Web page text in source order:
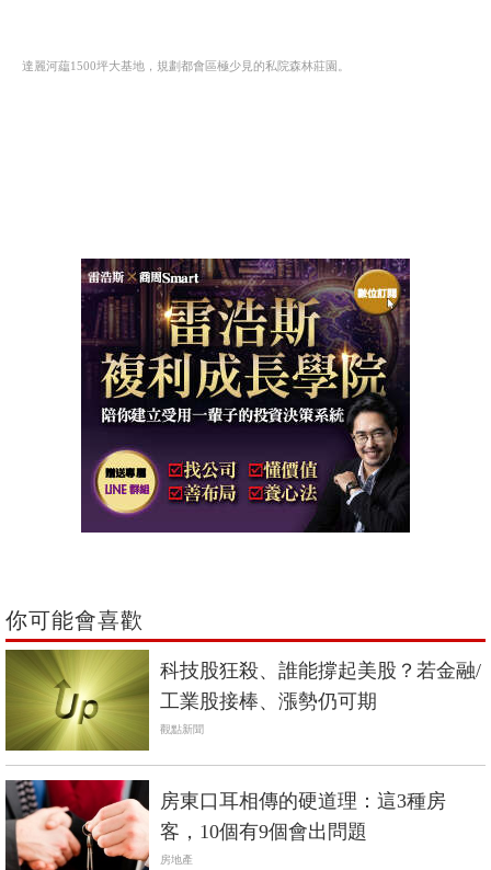
達麗河藴1500坪大基地，規劃都會區極少見的私院森林莊園。
你可能會喜歡
科技股狂殺、誰能撐起美股？若金融/
工業股接棒、漲勢仍可期
觀點新聞
房東口耳相傳的硬道理：這3種房
客，10個有9個會出問題
房地產